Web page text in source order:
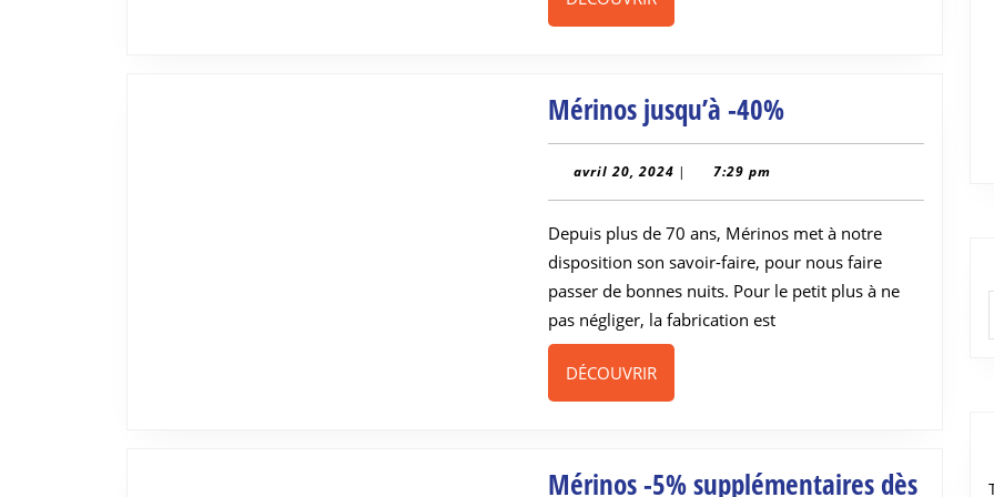
Mérinos jusqu’à -40%Mérinos
jusqu’à
avril 20, 2024 avril
| 7:29 pm
Depuis plus de 70 ans, Mérinos met à notre
disposition son savoir-faire, pour nous faire
passer de bonnes nuits. Pour le petit plus à ne
pas négliger, la fabrication est
DÉCOUVRIRDÉCOUVRIR
Mérinos -5% supplémentaires dès